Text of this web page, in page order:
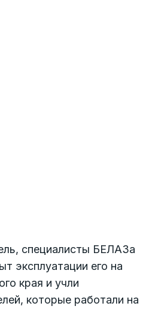
специалисты БЕЛАЗа
эксплуатации его на
края и учли
которые работали на